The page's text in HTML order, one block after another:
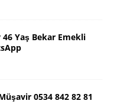
Yaş Bekar Emekli
0534 842 82 81